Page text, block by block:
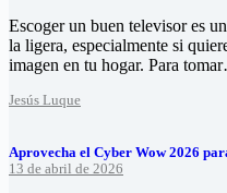
Escoger un buen televisor es
la ligera, especialmente si
imagen en tu hogar. Para
Jesús Luque
Aprovecha el Cyber Wow 2026
13 de abril de 2026